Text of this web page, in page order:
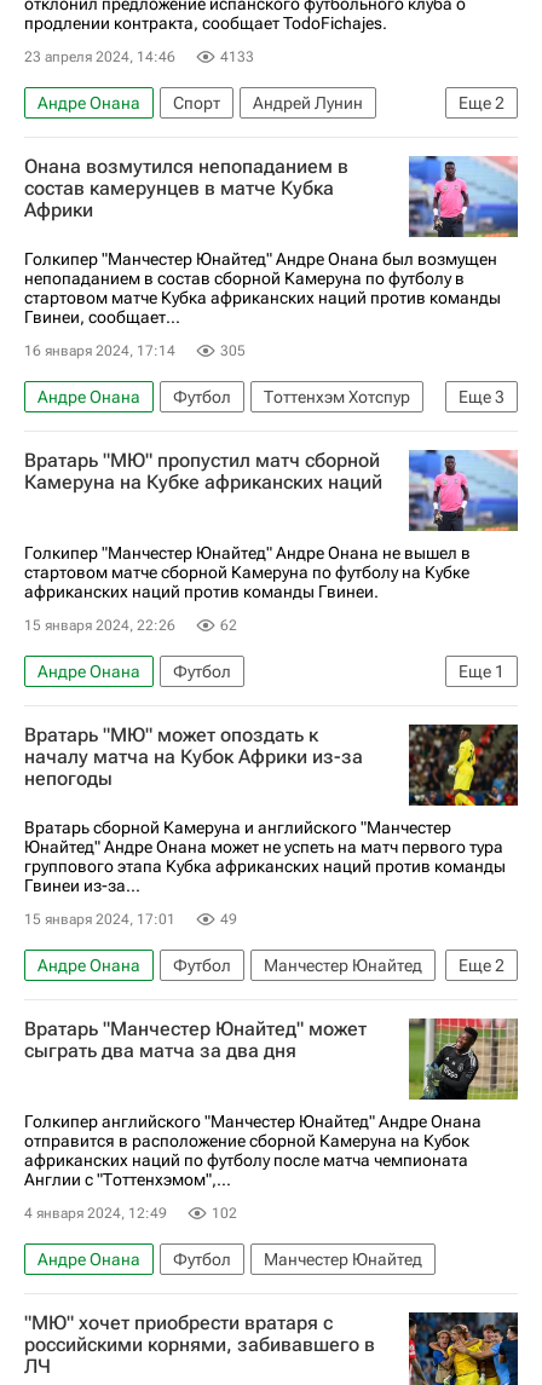
продлении контракта, сообщает TodoFichajes.
23 апреля 2024, 14:46 4133
Еще2
Андре Онана Спорт
Андрей Лунин
Тибо Куртуа
Манчестер Юнайтед
Онана возмутился непопаданием в
состав камерунцев в матче Кубка
Африки
Голкипер "Манчестер Юнайтед" Андре Онана был возмущен
непопаданием в состав сборной Камеруна по футболу в
стартовом матче Кубка африканских наций против команды
Гвинеи, сообщает...
16 января 2024, 17:14 305
Еще3
Андре Онана Футбол
Тоттенхэм Хотспур
Манчестер Юнайтед
Камерун
Кубок африканских наций
Вратарь "МЮ" пропустил матч сборной
Камеруна на Кубке африканских наций
Голкипер "Манчестер Юнайтед" Андре Онана не вышел в
стартовом матче сборной Камеруна по футболу на Кубке
африканских наций против команды Гвинеи.
15 января 2024, 22:26 62
Еще 1
Андре Онана
Футбол
Кубок африканских наций
Вратарь "МЮ" может опоздать к
началу матча на Кубок Африки из-за
непогоды
Вратарь сборной Камеруна и английского "Манчестер
Юнайтед" Андре Онана может не успеть на матч первого тура
группового этапа Кубка африканских наций против команды
Гвинеи из-за...
15 января 2024, 17:01 49
Еще2
Андре Онана Футбол
Манчестер Юнайтед
Кубок африканских наций
Вокруг спорта
Вратарь "Манчестер Юнайтед" может
сыграть два матча за два дня
Голкипер английского "Манчестер Юнайтед" Андре Онана
отправится в расположение сборной Камеруна на Кубок
африканских наций по футболу после матча чемпионата
Англии с "Тоттенхэмом",...
4 января 2024, 12:49 102
Андре Онана Футбол Манчестер Юнайтед
"МЮ" хочет приобрести вратаря с
российскими корнями, забивавшего в
ЛЧ